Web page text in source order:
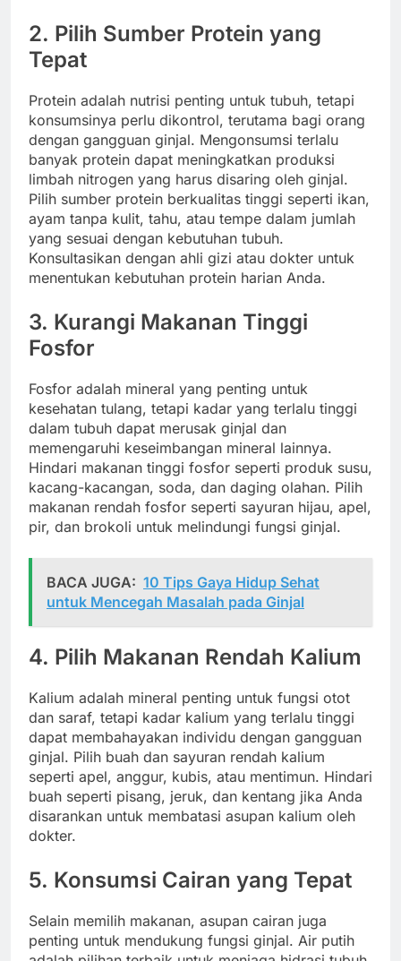
2. Pilih Sumber Protein yang
Tepat
Protein adalah nutrisi penting untuk tubuh, tetapi
konsumsinya perlu dikontrol, terutama bagi orang
dengan gangguan ginjal. Mengonsumsi terlalu
banyak protein dapat meningkatkan produksi
limbah nitrogen yang harus disaring oleh ginjal.
Pilih sumber protein berkualitas tinggi seperti ikan,
ayam tanpa kulit, tahu, atau tempe dalam jumlah
yang sesuai dengan kebutuhan tubuh.
Konsultasikan dengan ahli gizi atau dokter untuk
menentukan kebutuhan protein harian Anda.
3. Kurangi Makanan Tinggi
Fosfor
Fosfor adalah mineral yang penting untuk
kesehatan tulang, tetapi kadar yang terlalu tinggi
dalam tubuh dapat merusak ginjal dan
memengaruhi keseimbangan mineral lainnya.
Hindari makanan tinggi fosfor seperti produk susu,
kacang-kacangan, soda, dan daging olahan. Pilih
makanan rendah fosfor seperti sayuran hijau, apel,
pir, dan brokoli untuk melindungi fungsi ginjal.
BACA JUGA: 10 Tips Gaya Hidup Sehat
untuk Mencegah Masalah pada Ginjal
4. Pilih Makanan Rendah Kalium
Kalium adalah mineral penting untuk fungsi otot
dan saraf, tetapi kadar kalium yang terlalu tinggi
dapat membahayakan individu dengan gangguan
ginjal. Pilih buah dan sayuran rendah kalium
seperti apel, anggur, kubis, atau mentimun. Hindari
buah seperti pisang, jeruk, dan kentang jika Anda
disarankan untuk membatasi asupan kalium oleh
dokter.
5. Konsumsi Cairan yang Tepat
Selain memilih makanan, asupan cairan juga
penting untuk mendukung fungsi ginjal. Air putih